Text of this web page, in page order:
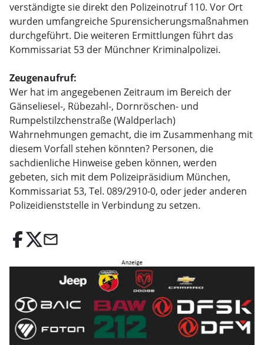
verständigte sie direkt den Polizeinotruf 110. Vor Ort
wurden umfangreiche Spurensicherungsmaßnahmen
durchgeführt. Die weiteren Ermittlungen führt das
Kommissariat 53 der Münchner Kriminalpolizei.
Zeugenaufruf:
Wer hat im angegebenen Zeitraum im Bereich der
Gänseliesel-, Rübezahl-, Dornröschen- und
Rumpelstilzchenstraße (Waldperlach)
Wahrnehmungen gemacht, die im Zusammenhang mit
diesem Vorfall stehen könnten? Personen, die
sachdienliche Hinweise geben können, werden
gebeten, sich mit dem Polizeipräsidium München,
Kommissariat 53, Tel. 089/2910-0, oder jeder anderen
Polizeidienststelle in Verbindung zu setzen.
email